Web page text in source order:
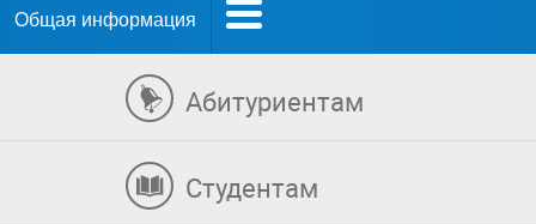
Общая информация
Абитуриентам
Студентам